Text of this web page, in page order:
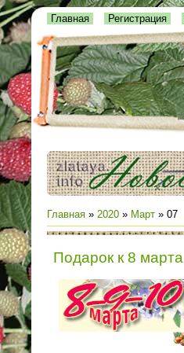
Главная Регистрация
Главная » 2020 » Март » 07
Подарок к 8